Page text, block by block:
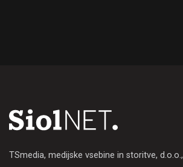
TSmedia, medijske vsebine in storitve, d.o.o.,